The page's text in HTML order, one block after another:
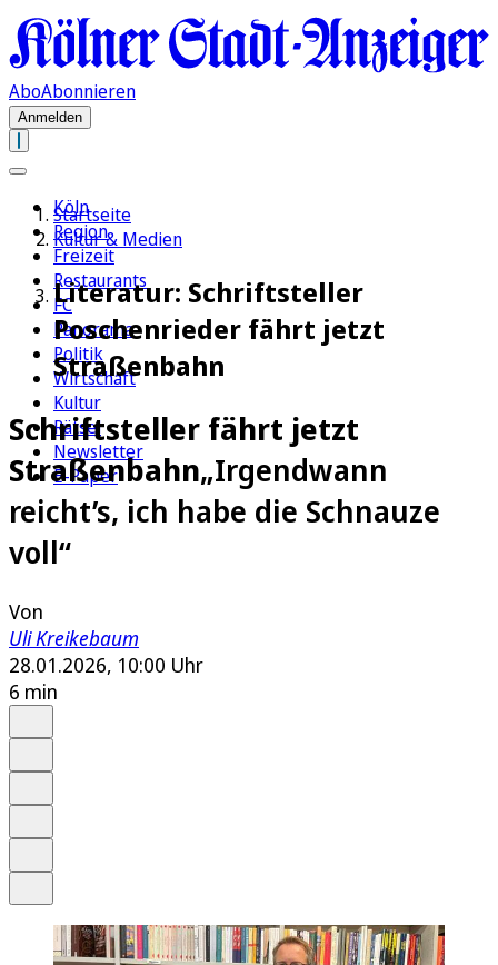
AboAbonnieren
Anmelden
Köln
Region
Freizeit
Restaurants
FC
Panorama
Politik
Wirtschaft
Kultur
Rätsel
Newsletter
E-Paper
Startseite
Kultur & Medien
Literatur: Schriftsteller
Poschenrieder fährt jetzt
Straßenbahn
Schriftsteller fährt jetzt
Straßenbahn„Irgendwann
reicht’s, ich habe die Schnauze
voll“
Von
Uli Kreikebaum
28.01.2026, 10:00 Uhr
6 min